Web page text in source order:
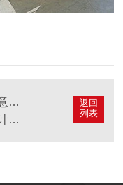
返回
列表
医院标牌设计需要注意注意的四大方面
优秀景观标识解说牌的设计之道